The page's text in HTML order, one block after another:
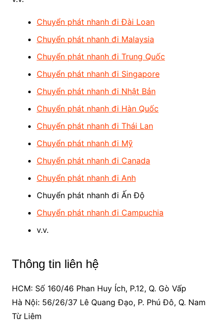
Chuyển phát nhanh đi Đài Loan
Chuyển phát nhanh đi Malaysia
Chuyển phát nhanh đi Trung Quốc
Chuyển phát nhanh đi Singapore
Chuyển phát nhanh đi Nhật Bản
Chuyển phát nhanh đi Hàn Quốc
Chuyển phát nhanh đi Thái Lan
Chuyển phát nhanh đi Mỹ
Chuyển phát nhanh đi Canada
Chuyển phát nhanh đi Anh
Chuyển phát nhanh đi Ấn Độ
Chuyển phát nhanh đi Campuchia
v.v.
Thông tin liên hệ
HCM: Số 160/46 Phan Huy Ích, P.12, Q. Gò Vấp
Hà Nội: 56/26/37 Lê Quang Đạo, P. Phú Đô, Q. Nam
Từ Liêm